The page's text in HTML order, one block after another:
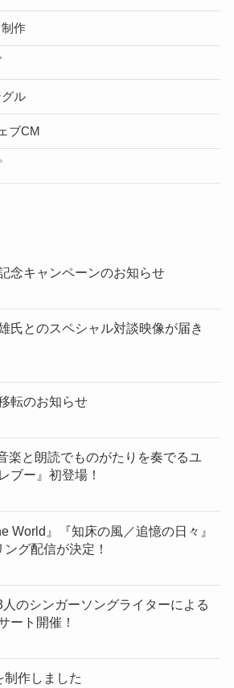
作
ル
ブCM
念キャンペーンのお知らせ
氏とのスペシャル対談映像が届き
転のお知らせ
楽と朗読でものがたりを奏でるユ
ブー』初登場！
World』『知床の風／追憶の日々』
グ配信が決定！
人のシンガーソングライターによる
ート開催！
制作しました